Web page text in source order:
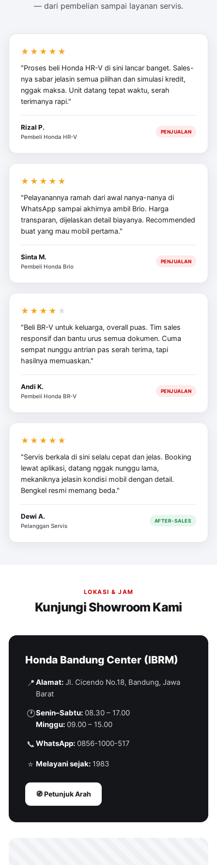
— dari pembelian sampai layanan servis.
★★★★★
"Proses beli Honda HR-V di sini lancar banget. Sales-
nya sabar jelasin semua pilihan dan simulasi kredit,
nggak maksa. Unit datang tepat waktu, serah
terimanya rapi."
Rizal P.
Pembeli Honda HR-V
PENJUALAN
★★★★★
"Pelayanannya ramah dari awal nanya-nanya di
WhatsApp sampai akhirnya ambil Brio. Harga
transparan, dijelaskan detail biayanya. Recommended
buat yang mau mobil pertama."
Sinta M.
Pembeli Honda Brio
PENJUALAN
★★★★ ★
"Beli BR-V untuk keluarga, overall puas. Tim sales
responsif dan bantu urus semua dokumen. Cuma
sempat nunggu antrian pas serah terima, tapi
hasilnya memuaskan."
Andi K.
Pembeli Honda BR-V
PENJUALAN
★★★★★
"Servis berkala di sini selalu cepat dan jelas. Booking
lewat aplikasi, datang nggak nunggu lama,
mekaniknya jelasin kondisi mobil dengan detail.
Bengkel resmi memang beda."
Dewi A.
Pelanggan Servis
AFTER-SALES
LOKASI & JAM
Kunjungi Showroom Kami
Honda Bandung Center (IBRM)
📍 Alamat: Jl. Cicendo No.18, Bandung, Jawa
Barat
🕐Senin–Sabtu: 08.30 – 17.00
Minggu: 09.00 – 15.00
📞 WhatsApp: 0856-1000-517
⭐ Melayani sejak: 1983
🧭 Petunjuk Arah